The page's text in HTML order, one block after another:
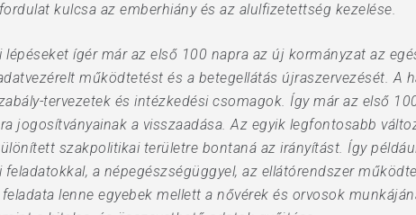
kulcsa az emberhiány és az alulfizetettség kezelése.
ígér már az első 100 napra az új kormányzat az
működtetést és a betegellátás újraszervezését. A
tervezetek és intézkedési csomagok. Így már az első
jogosítványainak a visszaadása. Az egyik legfontosabb
szakpolitikai területre bontaná az irányítást. Így
a népegészségüggyel, az ellátórendszer
lenne egyebek mellett a nővérek és orvosok